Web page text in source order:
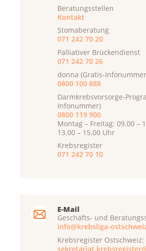
Beratungsstellen
Kontakt
Stomaberatung
071 242 70 20
Palliativer Brückendienst
071 242 70 26
donna (Gratis-
0800 100 888
Darmkrebsvorsorge-
Infonummer)
0800 119 900
Montag – Freitag: 09.00 –
13.00 – 15.00 Uhr
Krebsregister
071 242 70 10
E-Mail
Geschäfts- und
info@krebsliga-
Krebsregister Ostschweiz: